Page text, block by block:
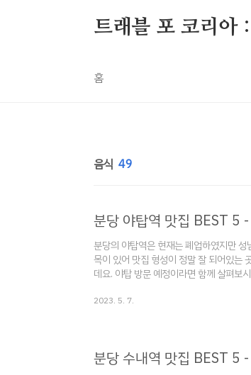
트래블 포 코리아
홈
음식 49
분당 야탑역 맛집 BEST 5
분당의 야탑역은 현재는 폐업하였지만
목이 있어 맛집 형성이 정말 잘 되어있는
데요. 야탑 방문 예정이라면 함께 살펴보
데요. 주거지역과 백화점 및 놀거리가 많
2023. 5. 7.
분당 수내역 맛집 BEST 5